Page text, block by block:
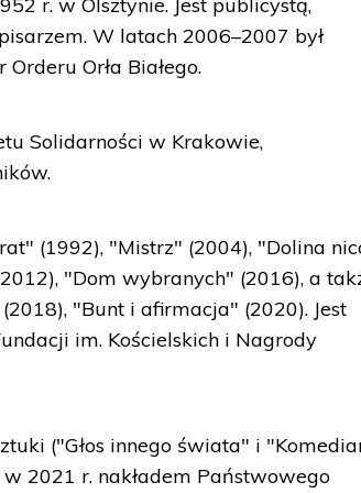
W latach 2006–2007 był
Orła Białego.
Solidarności w Krakowie,
(1992), "Mistrz" (2004), "Dolina
"Dom wybranych" (2016), a
"Bunt i afirmacja" (2020). Jest
im. Kościelskich i Nagrody
("Głos innego świata" i
2021 r. nakładem Państwowego